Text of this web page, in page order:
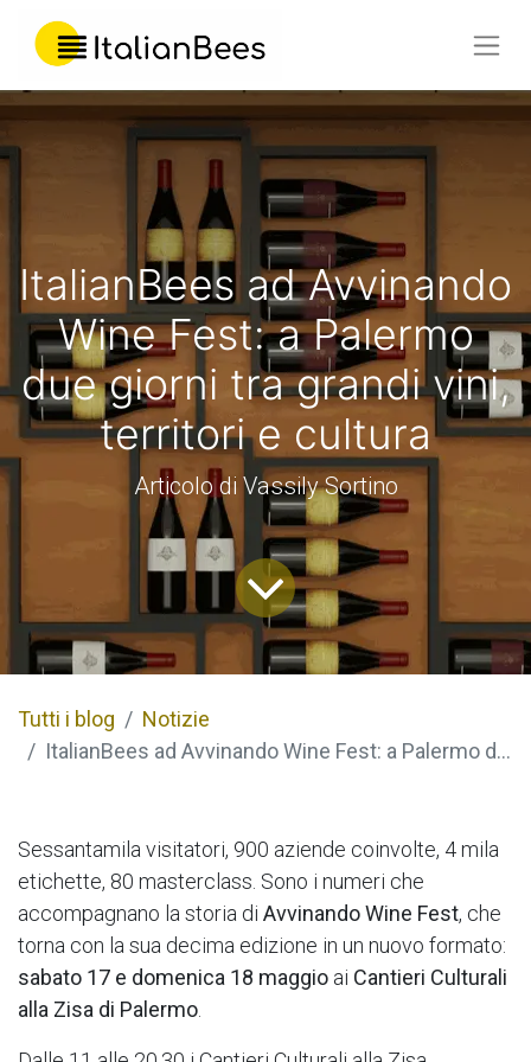
ItalianBees ad Avvinando
Wine Fest: a Palermo
due giorni tra grandi vini,
territori e cultura
Articolo di Vassily Sortino
Tutti i blog
Notizie
ItalianBees ad Avvinando Wine Fest: a Palermo due giorni tra grandi vini, territori e cultura
Sessantamila visitatori, 900 aziende coinvolte, 4 mila
etichette, 80 masterclass. Sono i numeri che
accompagnano la storia di Avvinando Wine Fest, che
torna con la sua decima edizione in un nuovo formato:
sabato 17 e domenica 18 maggio ai Cantieri Culturali
alla Zisa di Palermo